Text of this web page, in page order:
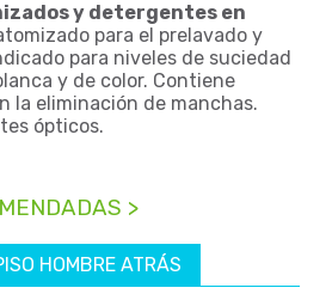
y detergentes en
para el prelavado y
para niveles de suciedad
y de color. Contiene
la eliminación de manchas.
ópticos.
>
HOMBRE ATRÁS